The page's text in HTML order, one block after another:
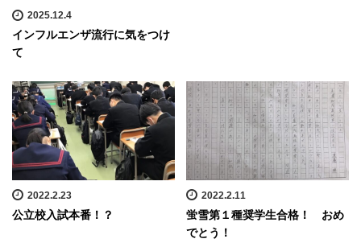
2025.12.4
インフルエンザ流行に気をつけ
て
2022.2.23
公立校入試本番！？
2022.2.11
蛍雪第１種奨学生合格！ おめ
でとう！